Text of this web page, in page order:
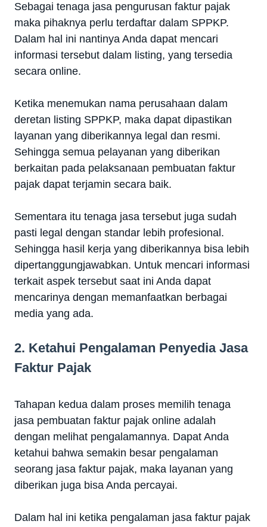
Sebagai tenaga jasa pengurusan faktur pajak
maka pihaknya perlu terdaftar dalam SPPKP.
Dalam hal ini nantinya Anda dapat mencari
informasi tersebut dalam listing, yang tersedia
secara online.
Ketika menemukan nama perusahaan dalam
deretan listing SPPKP, maka dapat dipastikan
layanan yang diberikannya legal dan resmi.
Sehingga semua pelayanan yang diberikan
berkaitan pada pelaksanaan pembuatan faktur
pajak dapat terjamin secara baik.
Sementara itu tenaga jasa tersebut juga sudah
pasti legal dengan standar lebih profesional.
Sehingga hasil kerja yang diberikannya bisa lebih
dipertanggungjawabkan. Untuk mencari informasi
terkait aspek tersebut saat ini Anda dapat
mencarinya dengan memanfaatkan berbagai
media yang ada.
2. Ketahui Pengalaman Penyedia Jasa
Faktur Pajak
Tahapan kedua dalam proses memilih tenaga
jasa pembuatan faktur pajak online adalah
dengan melihat pengalamannya. Dapat Anda
ketahui bahwa semakin besar pengalaman
seorang jasa faktur pajak, maka layanan yang
diberikan juga bisa Anda percayai.
Dalam hal ini ketika pengalaman jasa faktur pajak